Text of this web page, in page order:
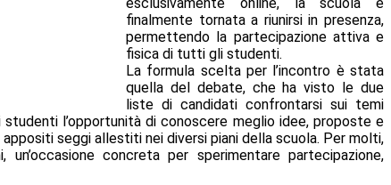
finalmente tornata a riunirsi in presenza,
permettendo la partecipazione attiva e
fisica di tutti gli studenti.
La formula scelta per l’incontro è stata
quella del debate, che ha visto le due
liste di candidati confrontarsi sui temi
l’opportunità di conoscere meglio idee, proposte e
seggi allestiti nei diversi piani della scuola. Per molti,
concreta per sperimentare partecipazione,